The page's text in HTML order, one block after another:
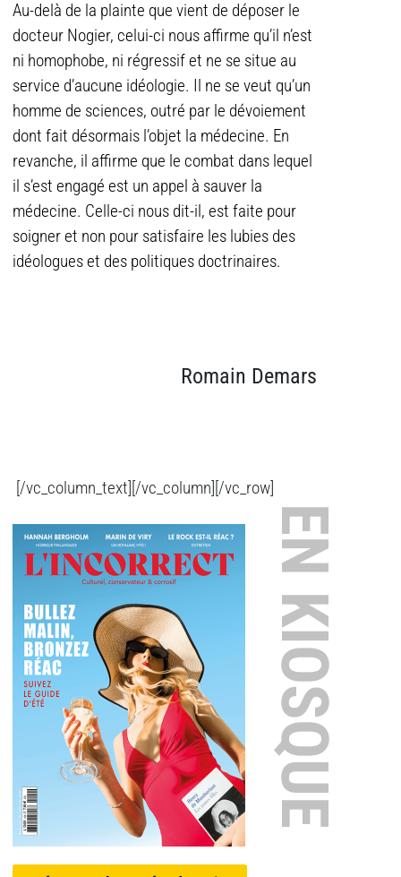
Au-delà de la plainte que vient de déposer le
docteur Nogier, celui-ci nous affirme qu’il n’est
ni homophobe, ni régressif et ne se situe au
service d’aucune idéologie. Il ne se veut qu’un
homme de sciences, outré par le dévoiement
dont fait désormais l’objet la médecine. En
revanche, il affirme que le combat dans lequel
il s’est engagé est un appel à sauver la
médecine. Celle-ci nous dit-il, est faite pour
soigner et non pour satisfaire les lubies des
idéologues et des politiques doctrinaires.
Romain Demars
[/vc_column_text][/vc_column][/vc_row]
EN KIOSQUE